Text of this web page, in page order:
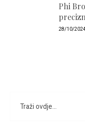
Phi
28/10/2024